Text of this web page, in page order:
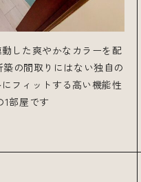
した爽やかなカラーを配
の間取りにはない独自の
フィットする高い機能性
1部屋です